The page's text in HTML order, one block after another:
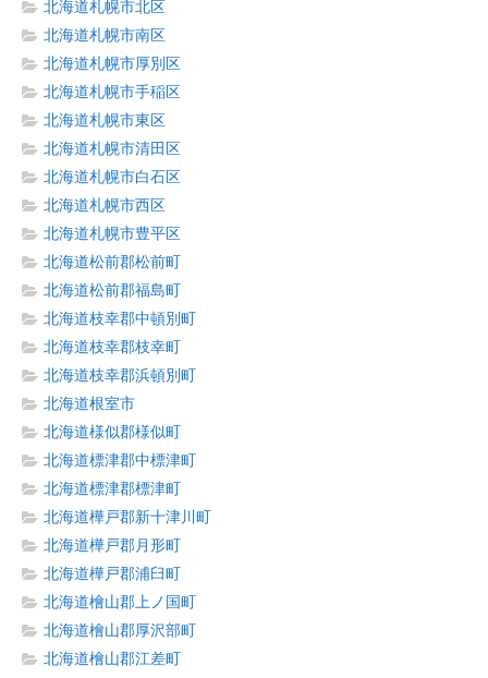
北海道札幌市北区
北海道札幌市南区
北海道札幌市厚別区
北海道札幌市手稲区
北海道札幌市東区
北海道札幌市清田区
北海道札幌市白石区
北海道札幌市西区
北海道札幌市豊平区
北海道松前郡松前町
北海道松前郡福島町
北海道枝幸郡中頓別町
北海道枝幸郡枝幸町
北海道枝幸郡浜頓別町
北海道根室市
北海道様似郡様似町
北海道標津郡中標津町
北海道標津郡標津町
北海道樺戸郡新十津川町
北海道樺戸郡月形町
北海道樺戸郡浦臼町
北海道檜山郡上ノ国町
北海道檜山郡厚沢部町
北海道檜山郡江差町